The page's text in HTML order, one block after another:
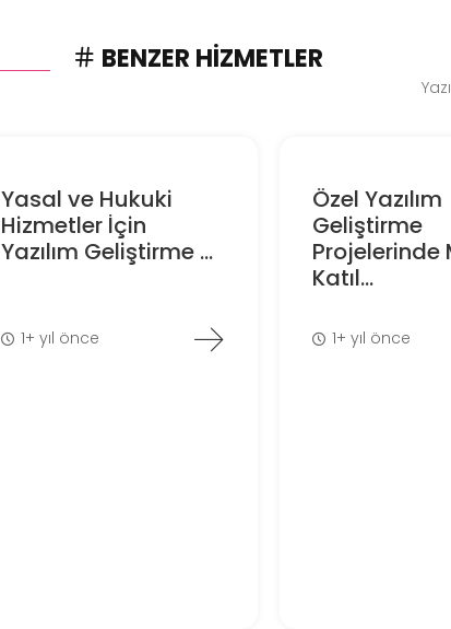
BENZER HIZMETLER
Yasal ve Hukuki
Hizmetler İçin
Yazılım Geliştirme ...
1+ yıl önce
Özel Yazılım
Geliştirme
Projelerinde
Katıl...
1+ yıl önce